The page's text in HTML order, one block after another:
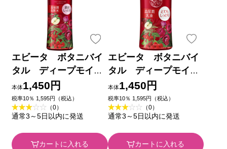
エビータ ボタニバイ
タル ディープモイス
チャーローション３
無香料 １８０ｍｌ カ
ネボウ化粧品
本体1,450円
税率10％ 1,595円（税込）
（0）
通常3～5日以内に発送
カートに入れる
エビータ ボタニバイ
タル ディープモイス
チャーミルク２ １３０
ｍｌ カネボウ化粧品
本体1,450円
税率10％ 1,595円（税込）
（0）
通常3～5日以内に発送
カートに入れる